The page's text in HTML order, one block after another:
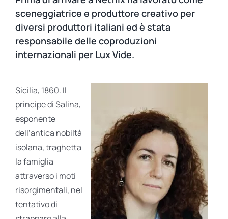
sceneggiatrice e produttore creativo per
diversi produttori italiani ed è stata
responsabile delle coproduzioni
internazionali per Lux Vide.
Sicilia, 1860. Il
principe di Salina,
esponente
dell’antica nobiltà
isolana, traghetta
la famiglia
attraverso i moti
risorgimentali, nel
tentativo di